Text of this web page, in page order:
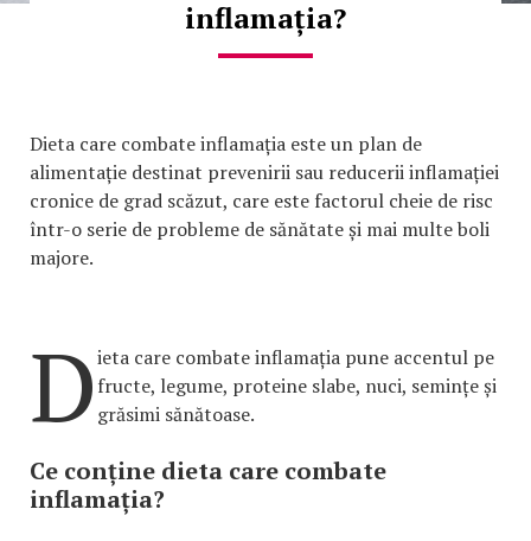
inflamația?
Dieta care combate inflamația este un plan de
alimentație destinat prevenirii sau reducerii inflamației
cronice de grad scăzut, care este factorul cheie de risc
într-o serie de probleme de sănătate și mai multe boli
majore.
Dieta care combate inflamația pune accentul pe
fructe, legume, proteine slabe, nuci, semințe și
grăsimi sănătoase.
Ce conține dieta care combate
inflamația?